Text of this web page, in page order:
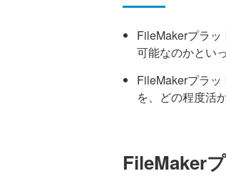
FileMakerプラ
可能なのかとい
FileMakerプラ
を、どの程度活
FileMaker